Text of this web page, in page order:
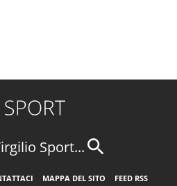
Sport...
MAPPA DEL SITO
FEED RSS